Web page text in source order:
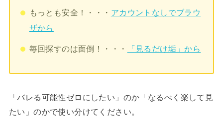
もっとも安全！・・・ アカウントなしでブラウ
ザから
毎回探すのは面倒！・・・ 「見るだけ垢」から
「バレる可能性ゼロにしたい」のか「なるべく楽して見
たい」のかで使い分けてください。